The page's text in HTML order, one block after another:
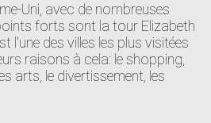
Uni, avec de nombreuses
forts sont la tour Elizabeth
l'une des villes les plus visitées
raisons à cela: le shopping,
arts, le divertissement, les